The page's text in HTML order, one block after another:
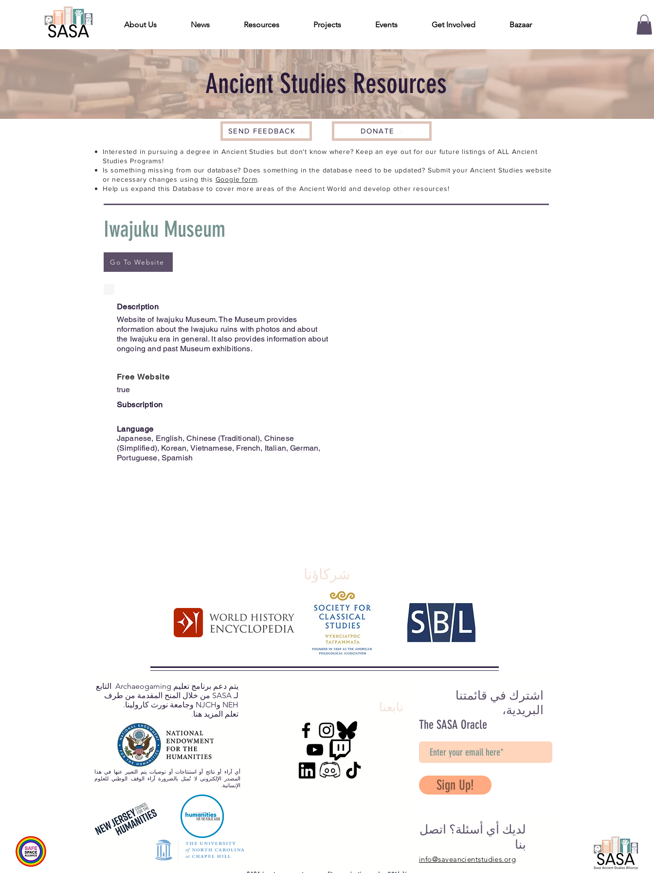
About Us News Resources Projects Events Get Involved Bazaar
Ancient Studies Resources
SEND FEEDBACK DONATE
Interested in pursuing a degree in Ancient Studies but don't know where? Keep an eye out for our future listings of ALL Ancient
Studies Programs!
Is something missing from our database? Does something in the database need to be updated? Submit your Ancient Studies website
or necessary changes using this Google form.
Help us expand this Database to cover more areas of the Ancient World and develop other resources!
Iwajuku Museum
Go To Website
Description
Website of Iwajuku Museum. The Museum provides
nformation about the Iwajuku ruins with photos and about
the Iwajuku era in general. It also provides information about
ongoing and past Museum exhibitions.
Free Website
true
Subscription
Language
Japanese, English, Chinese (Traditional), Chinese
(Simplified), Korean, Vietnamese, French, Italian, German,
Portuguese, Spamish
شركاؤنا
يتم دعم برنامج تعليم Archaeogaming التابع
لـ SASA من خلال المنح المقدمة من طرف
NEH وNJCH وجامعة نورث كارولينا.
تعلم المزيد هنا.
أي آراء أو نتائج أو استنتاجات أو توصيات يتم التعبير عنها في هذا
المصدر الإلكتروني لا تُمثل بالضرورة آراء الوقف الوطني للعلوم
الإنسانية.
تابعنا
اشترك في قائمتنا
البريدية،
The SASA Oracle
Sign Up!
لديك أي أسئلة؟ اتصل
بنا
info@saveancientstudies.org